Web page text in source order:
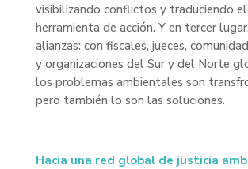
visibilizando conflictos y traduciendo
herramienta de acción. Y en tercer
alianzas: con fiscales, jueces,
y organizaciones del Sur y del Norte
los problemas ambientales son
pero también lo son las soluciones.
Hacia una red global de justicia